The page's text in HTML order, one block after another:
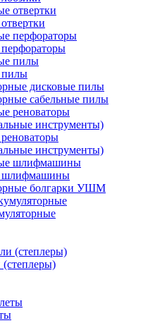
пилы
дисковые пилы
сабельные пилы
инструменты)
шлифмашины
болгарки УШМ
(степлеры)